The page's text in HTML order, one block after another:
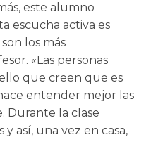
este alumno
escucha activa es
los más
«Las personas
que creen que es
entender mejor las
Durante la clase
así, una vez en casa,